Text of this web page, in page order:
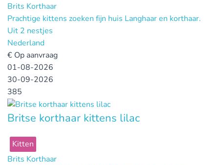
Brits Korthaar
Prachtige kittens zoeken fijn huis Langhaar en korthaar.
Uit 2 nestjes
Nederland
€ Op aanvraag
01-08-2026
30-09-2026
385
Britse korthaar kittens lilac
Kitten
Brits Korthaar